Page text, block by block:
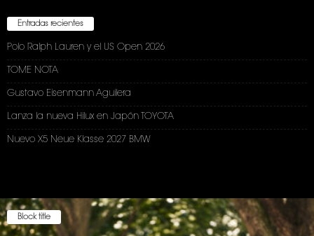
Entradas recientes
Polo Ralph Lauren y el US Open 2026
TOME NOTA
Gustavo Eisenmann Aguilera
Lanza la nueva Hilux en Japón TOYOTA
Nuevo X5 Neue Klasse 2027 BMW
Block title